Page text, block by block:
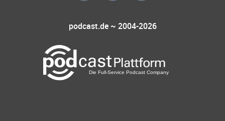
podcast.de ~ 2004-2026